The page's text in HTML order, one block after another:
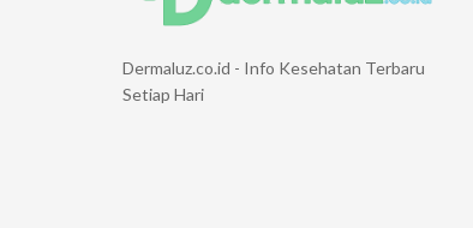
Dermaluz.co.id - Info Kesehatan Terbaru
Setiap Hari